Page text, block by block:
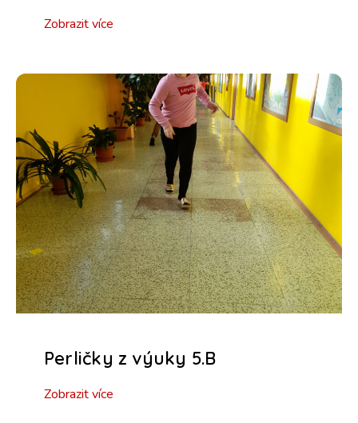
Zobrazit více
Perličky z výuky 5.B
Zobrazit více